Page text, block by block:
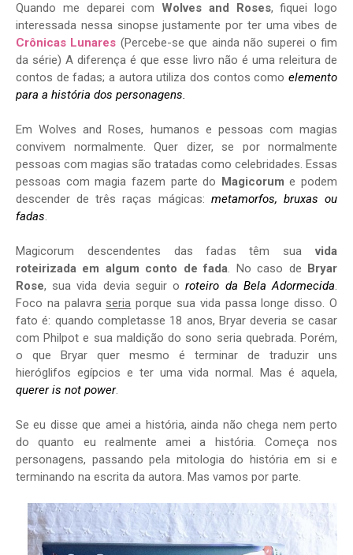
Quando me deparei com Wolves and Roses, fiquei logo
interessada nessa sinopse justamente por ter uma vibes de
Crônicas Lunares (Percebe-se que ainda não superei o fim
da série) A diferença é que esse livro não é uma releitura de
contos de fadas; a autora utiliza dos contos como elemento
para a história dos personagens.
Em Wolves and Roses, humanos e pessoas com magias
convivem normalmente. Quer dizer, se por normalmente
pessoas com magias são tratadas como celebridades. Essas
pessoas com magia fazem parte do
Magicorum e podem
descender de três raças mágicas: metamorfos, bruxas ou
fadas.
Magicorum descendentes das fadas têm suavida
roteirizada em algum conto de fada. No caso de
Bryar
Rose, sua vida devia seguir oroteiro da Bela Adormecida.
Foco na palavra seria porque sua vida passa longe disso. O
fato é: quando completasse 18 anos, Bryar deveria se casar
com Philpot e sua maldição do sono seria quebrada. Porém,
o que Bryar quer mesmo é terminar de traduzir uns
hieróglifos egípcios e ter uma vida normal. Mas é aquela,
querer is not power.
Se eu disse que amei a história, ainda não chega nem perto
do quanto eu realmente amei a história. Começa nos
personagens, passando pela mitologia do história em si e
terminando na escrita da autora. Mas vamos por parte.